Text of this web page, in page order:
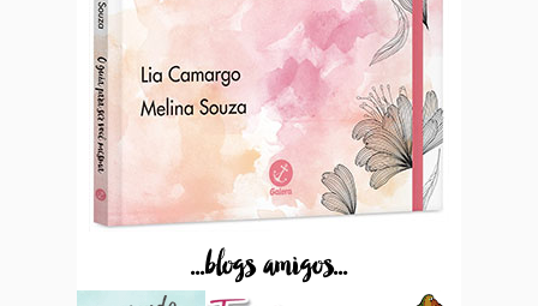
...blogs amigos...